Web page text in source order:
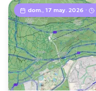
dom., 17 may. 2026 ·